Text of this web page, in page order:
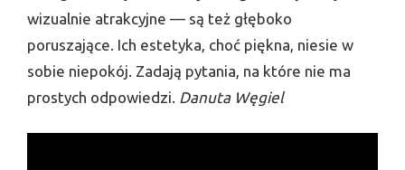
wizualnie atrakcyjne — są też głęboko
poruszające. Ich estetyka, choć piękna, niesie w
sobie niepokój. Zadają pytania, na które nie ma
prostych odpowiedzi. Danuta Węgiel